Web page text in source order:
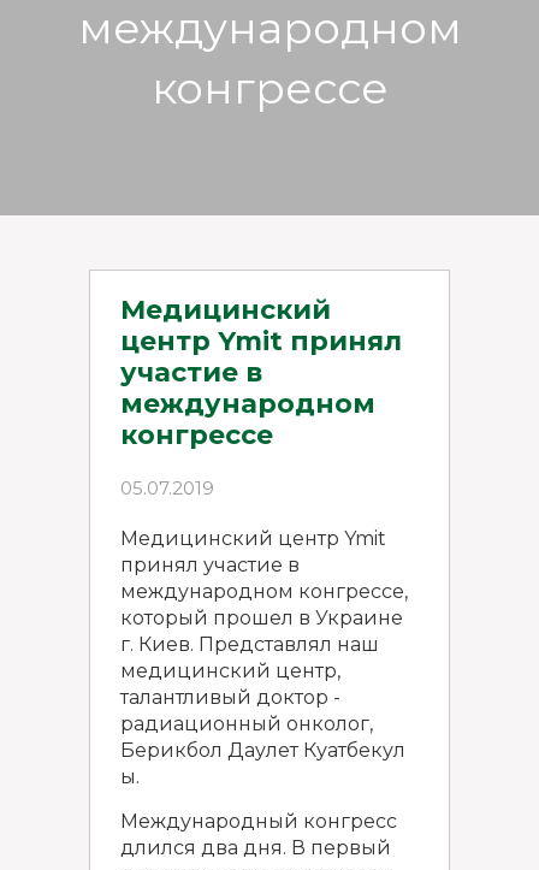
международном
конгрессе
Медицинский
центр Ymit принял
участие в
международном
конгрессе
05.07.2019
Медицинский центр Ymit
принял участие в
международном конгрессе,
который прошел в Украине
г. Киев. Представлял наш
медицинский центр,
талантливый доктор -
радиационный онколог,
Берикбол Даулет Куатбекул
ы.
Международный конгресс
длился два дня. В первый